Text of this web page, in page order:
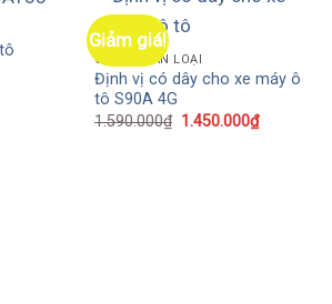
Giảm giá!
CHƯA PHÂN LOẠI
Định vị có dây cho xe máy ô
tô S90A 4G
1.590.000₫ 1.450.000₫